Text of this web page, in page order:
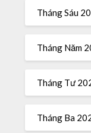
Tháng Sáu
Tháng Năm
Tháng Tư
Tháng Ba